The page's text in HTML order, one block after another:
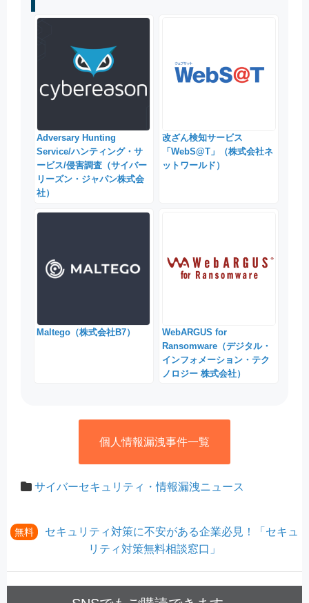
Adversary Hunting
Service/ハンティング・サ
ービス/侵害調査（サイバー
リーズン・ジャパン株式会
社）
改ざん検知サービス
「WebS@T」（株式会社ネ
ットワールド）
Maltego（株式会社B7）
WebARGUS for
Ransomware（デジタル・
インフォメーション・テク
ノロジー 株式会社）
個人情報漏洩事件一覧
サイバーセキュリティ・情報漏洩ニュース
無料
セキュリティ対策に不安がある企業必見！「セキュ
リティ対策無料相談窓口」